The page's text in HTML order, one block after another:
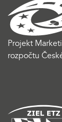
Projekt
rozpočtu